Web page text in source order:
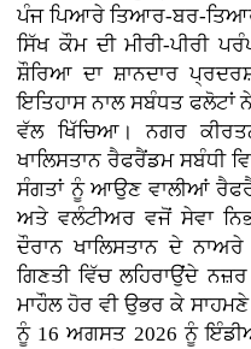
ਪੰਜ ਪਿਆਰੇ ਤਿਆਰ-ਬਰ-
ਸਿੱਖ ਕੌਮ ਦੀ ਮੀਰੀ-ਪੀਰੀ
ਸ਼ੌਰਿਆ ਦਾ ਸ਼ਾਨਦਾਰ
ਇਤਿਹਾਸ ਨਾਲ ਸਬੰਧਤ ਫਲੋਟਾਂ
ਵੱਲ ਖਿੱਚਿਆ। ਨਗਰ
ਖਾਲਿਸਤਾਨ ਰੈਫਰੈਂਡਮ ਸਬੰਧੀ
ਸੰਗਤਾਂ ਨੂੰ ਆਉਣ ਵਾਲੀਆਂ
ਅਤੇ ਵਲੰਟੀਅਰ ਵਜੋਂ ਸੇਵਾ
ਦੌਰਾਨ ਖਾਲਿਸਤਾਨ ਦੇ
ਗਿਣਤੀ ਵਿੱਚ ਲਹਿਰਾਉਂਦੇ
ਮਾਹੌਲ ਹੋਰ ਵੀ ਉਭਰ ਕੇ
ਨੂੰ 16 ਅਗਸਤ 2026 ਨੂੰ